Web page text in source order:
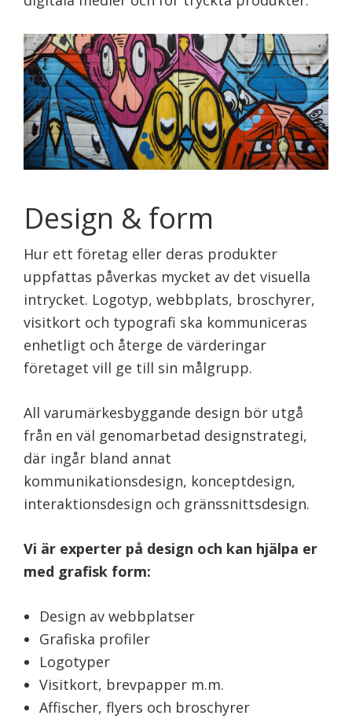
Design & form
Hur ett företag eller deras produkter
uppfattas påverkas mycket av det visuella
intrycket. Logotyp, webbplats, broschyrer,
visitkort och typografi ska kommuniceras
enhetligt och återge de värderingar
företaget vill ge till sin målgrupp.
All varumärkesbyggande design bör utgå
från en väl genomarbetad designstrategi,
där ingår bland annat
kommunikationsdesign, konceptdesign,
interaktionsdesign och gränssnittsdesign.
Vi är experter på design och kan hjälpa er
med grafisk form:
Design av webbplatser
Grafiska profiler
Logotyper
Visitkort, brevpapper m.m.
Affischer, flyers och broschyrer